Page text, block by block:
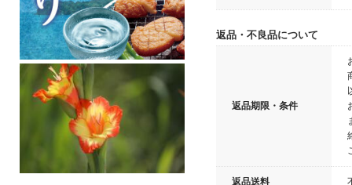
返品・不良品について
返品期限・条件
返品送料